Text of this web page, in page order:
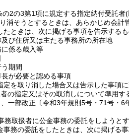
2の3第1項に規定する指定納付受託者(
消そうとするときは、あらかじめ会計
ときは、次に掲げる事項を告示するも
び住所又は主たる事務所の所在地
係る歳入等
期間
が必要と認める事項
を取り消した場合又は告示した事項
の指定又はその取消しについて準用す
一部改正〔令和3年規則5号・71号・6
務取扱者に公金事務の委託をしようと
務の委託をしたときは、次に掲げる事